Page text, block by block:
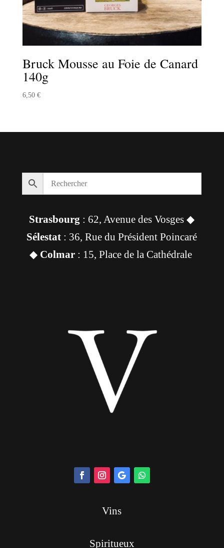
Bruck Mousse au Foie de Canard
140g
6,50 €
Strasbourg : 62, Avenue des Vosges ◆
Sélestat : 36, Rue du Président Poincaré
◆ Colmar: 15, Place de la Cathédrale
Vins
Spiritueux